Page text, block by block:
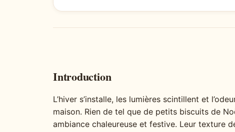
Introduction
L’hiver s’installe, les lumières scintillent et
maison. Rien de tel que de petits biscuits de
ambiance chaleureuse et festive. Leur texture